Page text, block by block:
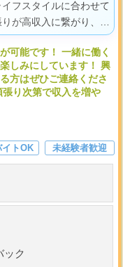
フスタイルに合わせて
が高収入に繋がり、自
よ。
可能です！ 一緒に働く
しみにしています！ 興
方はぜひご連絡くださ
張り次第で収入を増や
イトOK 未経験者歓迎
ック